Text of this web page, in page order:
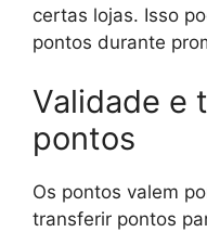
certas lojas. Isso
pontos durante
Validade e
pontos
Os pontos valem
transferir pontos